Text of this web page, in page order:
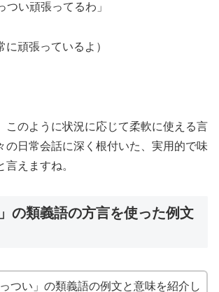
つい頑張ってるわ」
に頑張っているよ）
このように状況に応じて柔軟に使える言
の日常会話に深く根付いた、実用的で味
えますね。
の類義語の方言を使った例文
っつい」の類義語の例文と意味を紹介し